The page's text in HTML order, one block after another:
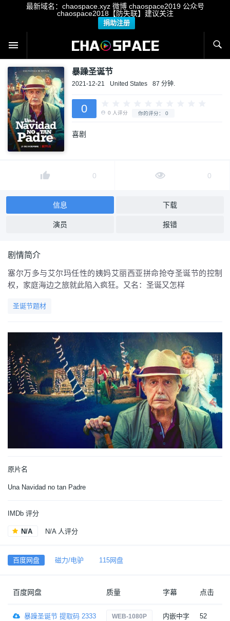
最新域名：chaospace.xyz 微博 chaospace2019 公众号
chaospace2018【防失联】建议关注
捐助注册
暴躁圣诞节
2021-12-21 United States 87 分钟.
喜剧
0 0
信息 下载
演员 报错
剧情简介
塞尔万多与艾尔玛任性的姨妈艾丽西亚拼命抢夺圣诞节的控制
权，家庭海边之旅就此陷入疯狂。又名：圣诞又怎样
圣诞节题材
原片名
Una Navidad no tan Padre
IMDb 评分
N/A N/A 人评分
百度网盘 磁力/电驴 115网盘
百度网盘 质量 字幕 点击
暴躁圣诞节 提取码 2333 WEB-1080P 内嵌中字 52